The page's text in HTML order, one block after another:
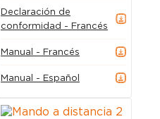
Declaración de
conformidad - Francés
Manual - Francés
Manual - Español